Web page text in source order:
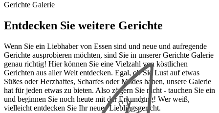
Gerichte Galerie
Entdecken Sie weitere Gerichte
Wenn Sie ein Liebhaber von Essen sind und neue und aufregende
Gerichte ausprobieren möchten, sind Sie in unserer Gerichte Galerie
genau richtig! Hier können Sie eine Vielzahl von köstlichen
Gerichten aus aller Welt entdecken. Egal, ob Sie Lust auf etwas
Süßes oder Herzhaftes, Scharfes oder Mildes haben, unsere Galerie
hat für jeden etwas zu bieten. Also zögern Sie nicht - tauchen Sie ein
und beginnen Sie noch heute mit der Erkundung! Wer weiß,
vielleicht entdecken Sie Ihr neues Lieblingsgericht.